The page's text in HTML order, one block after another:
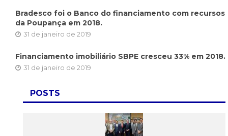
Bradesco foi o Banco do financiamento com recursos
da Poupança em 2018.
31 de janeiro de 2019
Financiamento imobiliário SBPE cresceu 33% em 2018.
31 de janeiro de 2019
POSTS